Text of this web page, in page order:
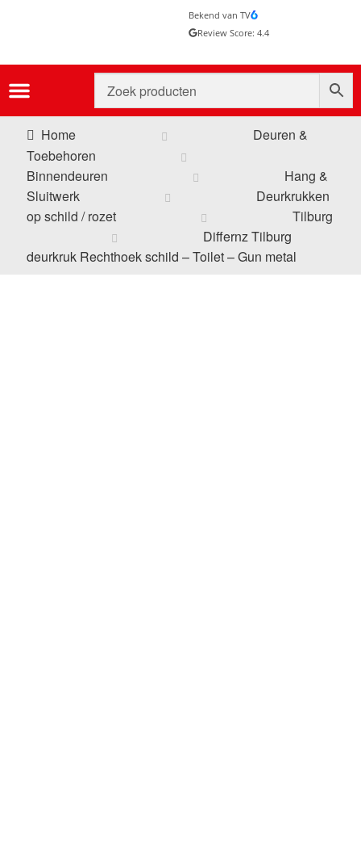
Bekend van TV
Review Score: 4.4
Home
Deuren &
Toebehoren
Binnendeuren
Hang &
Sluitwerk
Deurkrukken
op schild / rozet
Tilburg
Differnz Tilburg
deurkruk Rechthoek schild – Toilet – Gun metal